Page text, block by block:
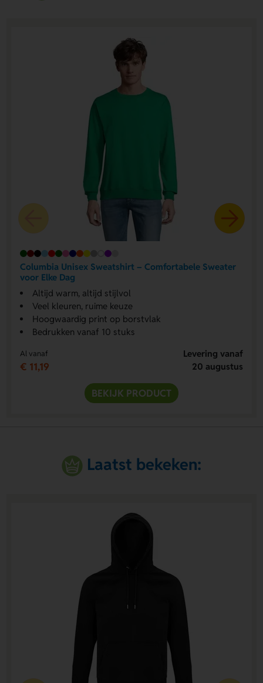
Columbia Unisex Sweatshirt – Comfortabele Sweater
voor Elke Dag
Altijd warm, altijd stijlvol
Veel kleuren, ruime keuze
Hoogwaardig print op borstvlak
Bedrukken vanaf 10 stuks
Al vanaf
€ 11,19
Levering vanaf
20 augustus
BEKIJK PRODUCT
Laatst bekeken: